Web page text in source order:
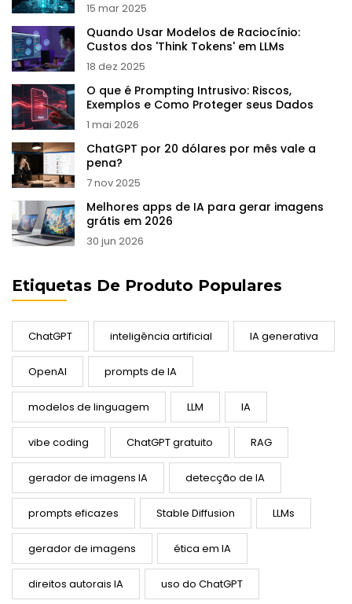
15 mar 2025
Quando Usar Modelos de Raciocínio:
Custos dos 'Think Tokens' em LLMs
18 dez 2025
O que é Prompting Intrusivo: Riscos,
Exemplos e Como Proteger seus Dados
1 mai 2026
ChatGPT por 20 dólares por mês vale a
pena?
7 nov 2025
Melhores apps de IA para gerar imagens
grátis em 2026
30 jun 2026
Etiquetas De Produto Populares
ChatGPT inteligência artificial IA generativa
OpenAI prompts de IA
modelos de linguagem LLM IA
vibe coding ChatGPT gratuito RAG
gerador de imagens IA detecção de IA
prompts eficazes Stable Diffusion LLMs
gerador de imagens ética em IA
direitos autorais IA uso do ChatGPT